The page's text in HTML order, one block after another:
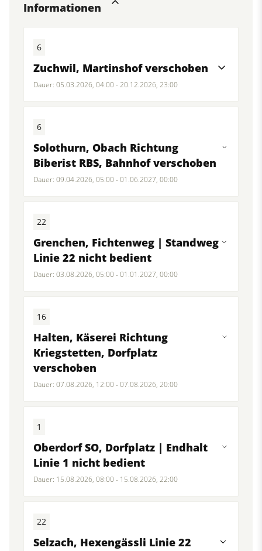
Informationen
6
Zuchwil, Martinshof verschoben
Dauer: 05.03.2026, 04:00 - 20.12.2026, 23:00
6
Solothurn, Obach Richtung
Biberist RBS, Bahnhof verschoben
Dauer: 09.04.2026, 05:00 - 01.06.2027, 00:00
22
Grenchen, Fichtenweg | Standweg
Linie 22 nicht bedient
Dauer: 03.08.2026, 05:00 - 01.01.2027, 00:00
16
Halten, Käserei Richtung
Kriegstetten, Dorfplatz
verschoben
Dauer: 07.08.2026, 12:00 - 07.08.2026, 20:00
1
Oberdorf SO, Dorfplatz | Endhalt
Linie 1 nicht bedient
Dauer: 15.08.2026, 08:00 - 15.08.2026, 22:00
22
Selzach, Hexengässli Linie 22